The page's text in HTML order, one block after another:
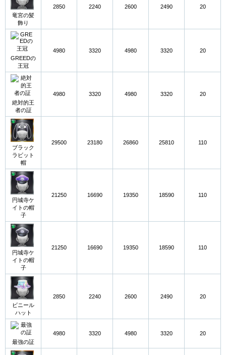
竜宮の髪
飾り
2850 2240 2600 2490 20
GREEDの
王冠
4980 3320 4980 3320 20
絶対的王
者の証
4980 3320 4980 3320 20
ブラック
ラビット
帽
29500 23180 26860 25810 110
円城寺ケ
イトの帽
子
21250 16690 19350 18590 110
円城寺ケ
イトの帽
子
21250 16690 19350 18590 110
ビニール
ハット
2850 2240 2600 2490 20
最強の証
4980 3320 4980 3320 20